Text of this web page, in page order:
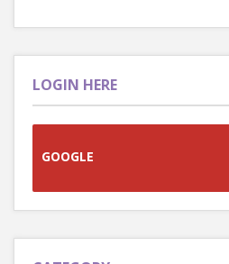
LOGIN HERE
GOOGLE